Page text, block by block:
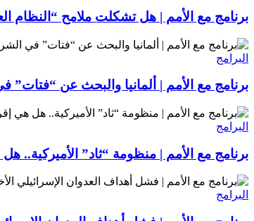
برنامج مع الأمم | هل تشكلت ملامح “النظام
البرامج
برنامج مع الأمم | ألمانيا والبحث عن
البرامج
برنامج مع الأمم | منظومة “ثاد” الأميركية..
البرامج